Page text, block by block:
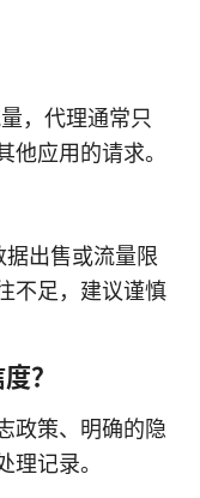
，代理通常只
应用的请求。
出售或流量限
不足，建议谨慎
？
政策、明确的隐
记录。